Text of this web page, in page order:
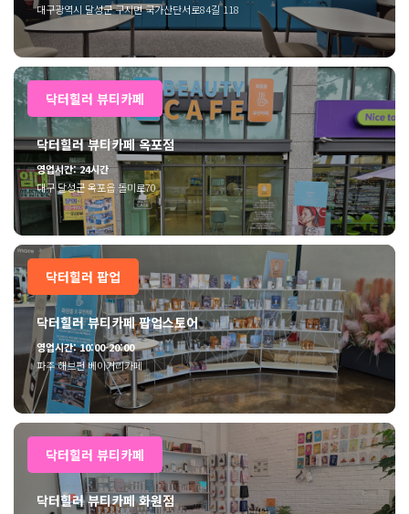
대구광역시 달성군 구지면 국가산단서로84길 118
닥터힐러 뷰티카페
닥터힐러 뷰티카페 옥포점
영업시간: 24시간
대구 달성군 옥포읍 돌미로70
닥터힐러 팝업
닥터힐러 뷰티카페 팝업스토어
영업시간: 10:00-20:00
파주 해브펀 베이커리카페
닥터힐러 뷰티카페
닥터힐러 뷰티카페 화원점